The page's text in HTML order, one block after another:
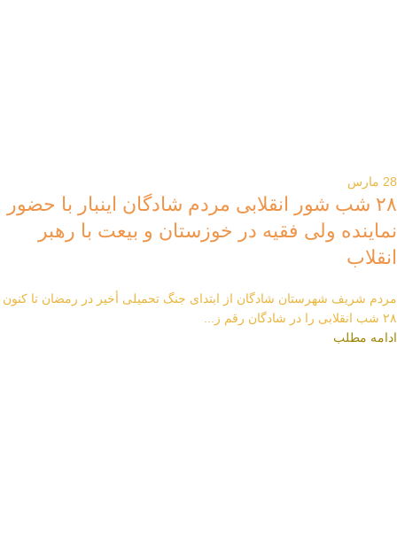
28 مارس
۲۸ شب شور انقلابی مردم شادگان اینبار با حضور
نماینده ولی فقیه در خوزستان و بیعت با رهبر
انقلاب
مردم شریف شهرستان شادگان از ابتدای جنگ تحمیلی أخیر در رمضان تا کنون
۲۸ شب انقلابی را در شادگان رقم ز...
ادامه مطلب